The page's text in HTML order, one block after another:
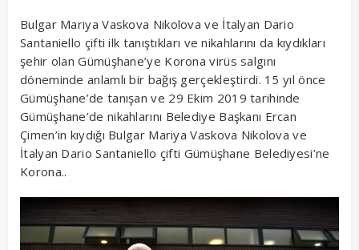
Bulgar Mariya Vaskova Nikolova ve İtalyan Dario
Santaniello çifti ilk tanıştıkları ve nikahlarını da kıydıkları
şehir olan Gümüşhane’ye Korona virüs salgını
döneminde anlamlı bir bağış gerçekleştirdi. 15 yıl önce
Gümüşhane’de tanışan ve 29 Ekim 2019 tarihinde
Gümüşhane’de nikahlarını Belediye Başkanı Ercan
Çimen’in kıydığı Bulgar Mariya Vaskova Nikolova ve
İtalyan Dario Santaniello çifti Gümüşhane Belediyesi’ne
Korona..